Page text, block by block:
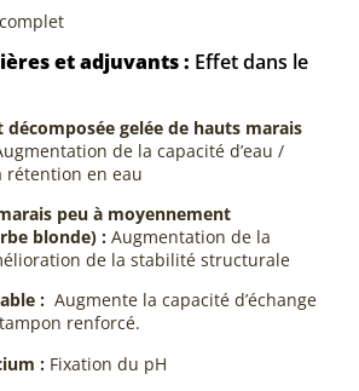
et adjuvants : Effet dans le
gelée de hauts marais
de la capacité d’eau /
rétention en eau
peu à moyennement
blonde) : Augmentation de la
de la stabilité structurale
: Augmente la capacité d’échange
renforcé.
: Fixation du pH